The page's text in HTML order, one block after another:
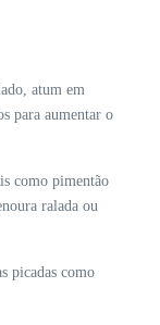
atum em
para aumentar o
como pimentão
ralada ou
picadas como